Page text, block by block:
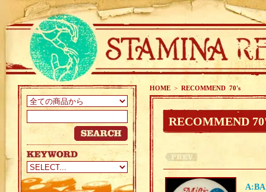
HOME > RECOMMEND 70's
RECOMMEND